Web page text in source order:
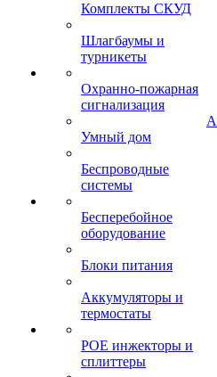
Комплекты СКУД
Шлагбаумы и
турникеты
Охранно-пожарная
сигнализация
Умный дом
Беспроводные
системы
Бесперебойное
оборудование
Блоки питания
Аккумуляторы и
термостаты
POE инжекторы и
сплиттеры